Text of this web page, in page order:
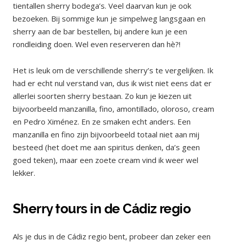
tientallen sherry bodega’s. Veel daarvan kun je ook
bezoeken. Bij sommige kun je simpelweg langsgaan en
sherry aan de bar bestellen, bij andere kun je een
rondleiding doen. Wel even reserveren dan hè?!
Het is leuk om de verschillende sherry’s te vergelijken. Ik
had er echt nul verstand van, dus ik wist niet eens dat er
allerlei soorten sherry bestaan. Zo kun je kiezen uit
bijvoorbeeld manzanilla, fino, amontillado, oloroso, cream
en Pedro Ximénez. En ze smaken echt anders. Een
manzanilla en fino zijn bijvoorbeeld totaal niet aan mij
besteed (het doet me aan spiritus denken, da’s geen
goed teken), maar een zoete cream vind ik weer wel
lekker.
Sherry tours in de Cádiz regio
Als je dus in de Cádiz regio bent, probeer dan zeker een